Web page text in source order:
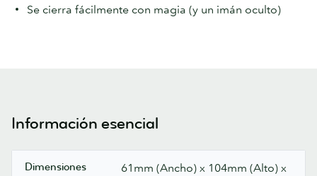
Se cierra fácilmente con magia (y un imán oculto)
Información esencial
Dimensiones
61mm (Ancho) x 104mm (Alto) x